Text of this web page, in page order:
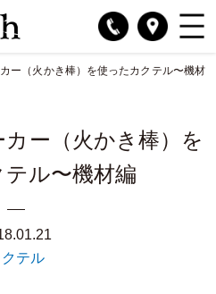
ー（火かき棒）を使ったカクテル〜機材
ー（火かき棒）を
ル〜機材編
クテル